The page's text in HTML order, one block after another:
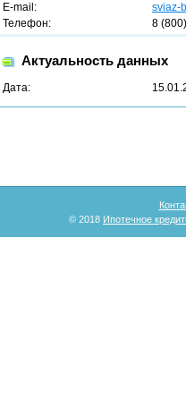
E-mail:
sviaz-
Телефон:
8
Актуальность данных
Дата:
© 2018 Ипотечное